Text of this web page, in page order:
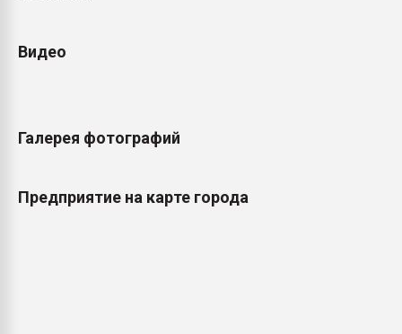
Видео
Галерея фотографий
Предприятие на карте города